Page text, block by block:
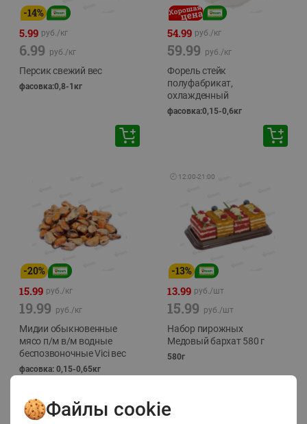
-14%
5.99 руб./кг
6.99 руб./кг
Персик свежий вес
фасовка:0,8-1кг
54.99 руб./кг
59.99 руб./кг
Форель стейк
полуфабрикат,
охлажденный
фасовка:0,15-0,6кг
-20%
15.99 руб./кг
19.99 руб./кг
Мидии обыкновенные
мясо п/м в/м водные
беспозвоночные Vici вес
фасовка: 0,15-0,65кг
🕘 12:00-21:00
-13%
13.99 руб./шт
15.99 руб./шт
Набор пирожных
Медовый бархат 580 г
580г
Файлы cookie